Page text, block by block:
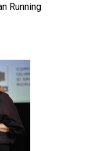
Running